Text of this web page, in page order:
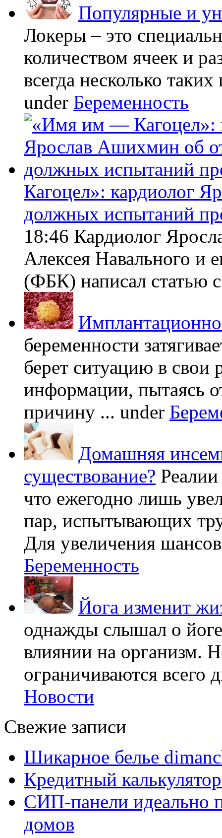
Популярные и
Локеры – это
количеством ячеек и
всегда несколько
under Беременность
Кагоцел»: кардиолог
должных испытаний
18:46 Кардиолог
Алексея Навального и
(ФБК) написал статью
беременности
берет ситуацию в свои
информации, пытаясь
причину ... under
Домашняя
существование?
что ежегодно лишь
пар, испытывающих
Для увеличения
Беременность
Йога изменит
однажды слышал о
влиянии на организм.
ограничиваются всего
Новости
Свежие записи
Шикарное белье
Кредитный
СИП-панели идеально
домов